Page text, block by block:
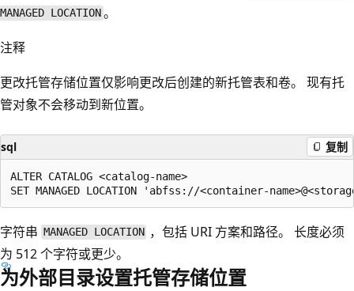
MANAGED LOCATION。
注释
更改托管存储位置仅影响更改后创建的新托管表和卷。 现有托
管对象不会移动到新位置。
sql 复制
ALTER CATALOG <catalog-name>
字符串 MANAGED LOCATION ，包括 URI 方案和路径。 长度必须
为 512 个字符或更少。
为外部目录设置托管存储位置